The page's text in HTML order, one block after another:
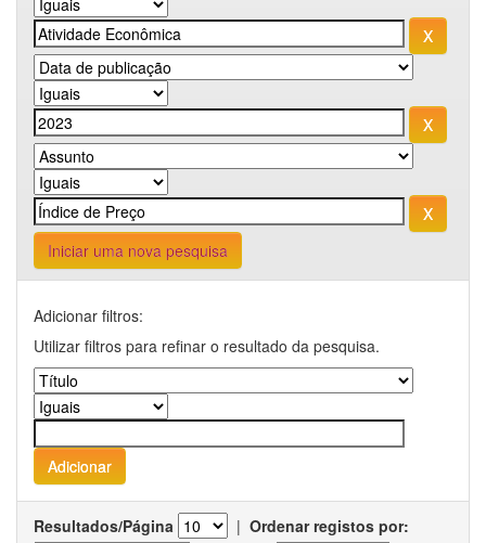
Iniciar uma nova pesquisa
Adicionar filtros:
Utilizar filtros para refinar o resultado da pesquisa.
Resultados/Página | Ordenar registos por: